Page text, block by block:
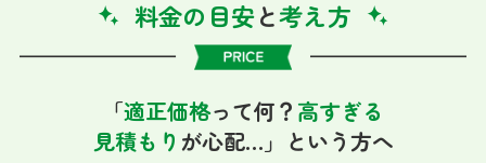
料金の目安と考え方
「適正価格って何？ 高すぎる
見積もり が心配…」という方へ